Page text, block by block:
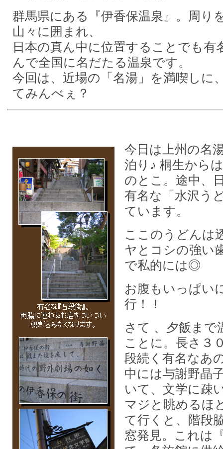
群馬県にある『伊香保温泉』。周り
山々に囲まれ、
日本の真ん中に位置することでも有
んで全国に名だたる温泉です。
今回は、近場の「名湯」を満喫しに
てみんべぇ？
今日は上州の名
泊り♪ 桐生から
のとこ。途中、
有名な「水沢う
ています。
ここのうどんは
ヤとコシの強い
で私的には◎
お腹もいっぱい
行！！
さて 、夕飯まで
ことに。長さ３
段続く有名なあ
中には与謝野晶
いて、文学に疎
マジと眺めるほ
て行くと、階段
窓発見。これは